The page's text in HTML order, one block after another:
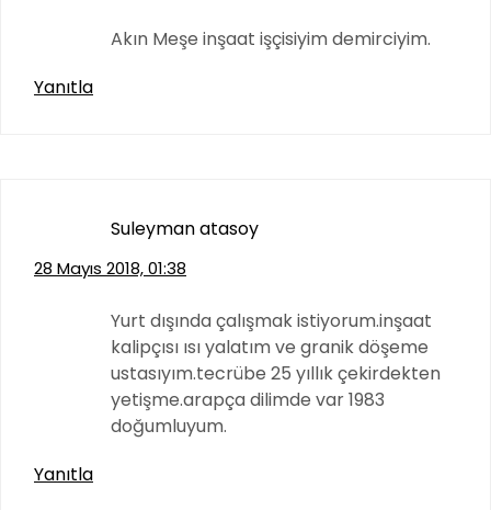
Akın Meşe inşaat işçisiyim demirciyim.
Yanıtla
Suleyman atasoy
28 Mayıs 2018, 01:38
Yurt dışında çalışmak istiyorum.inşaat
kalipçısı ısı yalatım ve granik döşeme
ustasıyım.tecrübe 25 yıllık çekirdekten
yetişme.arapça dilimde var 1983
doğumluyum.
Yanıtla